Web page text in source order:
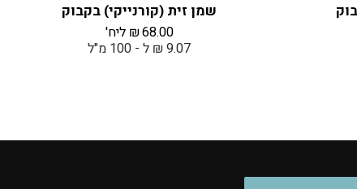
שמן זית (קורנייקי) בקבוק
₪68.00
ליח'
9.07 ₪ ל - 100 מ"ל